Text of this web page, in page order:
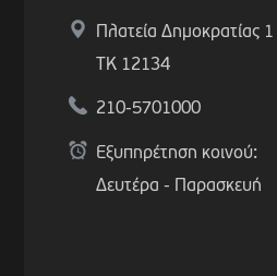
Πλατεία Δημοκρατίας 1
ΤΚ 12134
210-5701000
Εξυπηρέτηση κοινού:
Δευτέρα - Παρασκευή